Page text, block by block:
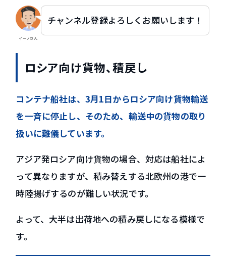
イーノさん
チャンネル登録よろしくお願いします！
ロシア向け貨物、積戻し
コンテナ船社は、3月1日からロシア向け貨物輸送
を一斉に停止し、そのため、輸送中の貨物の取り
扱いに難儀しています。
アジア発ロシア向け貨物の場合、対応は船社によ
って異なりますが、積み替えする北欧州の港で一
時陸揚げするのが難しい状況です。
よって、大半は出荷地への積み戻しになる模様で
す。